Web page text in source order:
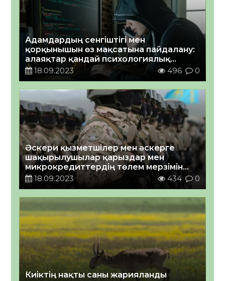
Адамдардың сенгіштігі мен
қорқынышын өз мақсатына пайдалану:
алаяқтар қандай психологиялық
әдістерді қолданады
18.09.2023 496 0
Әскери қызметшілер мен әскерге
шақырылушылар қарыздар мен
микрокредиттердің төлем мерзімін
кейінге қалдыру мүмкіндігін алу үшін
18.09.2023 434 0
Киіктің нақты саны жарияланды